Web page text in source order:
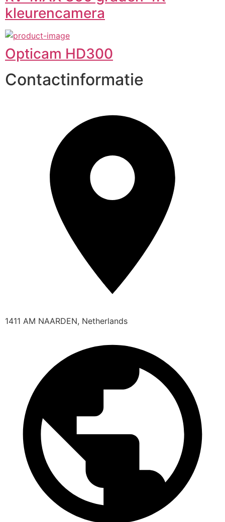
kleurencamera
Opticam HD300
Contactinformatie
1411 AM NAARDEN, Netherlands